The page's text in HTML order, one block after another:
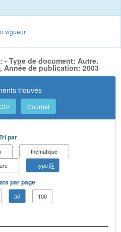
vigueur
- Type de document: Autre,
Année de publication: 2003
trouvés
Courriel
par
thématique
type
par page
50 100